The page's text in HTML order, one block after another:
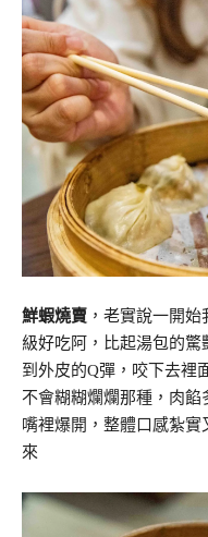
鮮蝦燒賣 ，老實說一開
級好吃阿，比起湯包的驚
到外皮的Q彈，咬下去裡
不會糊糊爛爛那種，肉餡
嘴裡爆開，整體口感紮
來